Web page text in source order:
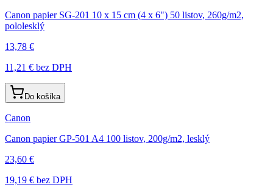
Canon papier SG-201 10 x 15 cm (4 x 6") 50 listov, 260g/m2,
pololesklý
13,78 €
11,21 € bez DPH
Do košíka
Canon
Canon papier GP-501 A4 100 listov, 200g/m2, lesklý
23,60 €
19,19 € bez DPH